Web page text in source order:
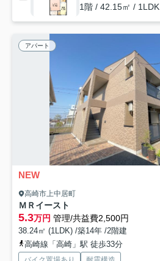
1階 / 42.15㎡ / 1LDK
アパート
NEW
高崎市上中居町
ＭＲイースト
5.3万円 管理/共益費2,500円
38.24㎡ (1LDK) /築14年 /2階建
高崎線「高崎」駅 徒歩33分